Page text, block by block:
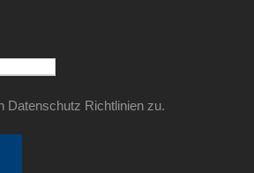
Datenschutz Richtlinien zu.